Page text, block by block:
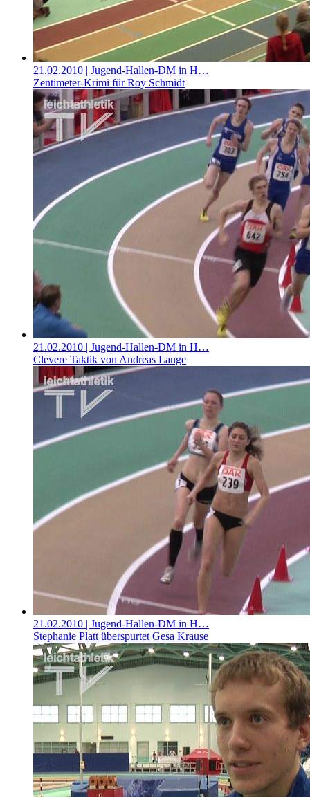
21.02.2010 | Jugend-Hallen-DM in H…
Zentimeter-Krimi für Roy Schmidt
21.02.2010 | Jugend-Hallen-DM in H…
Clevere Taktik von Andreas Lange
21.02.2010 | Jugend-Hallen-DM in H…
Stephanie Platt überspurtet Gesa Krause